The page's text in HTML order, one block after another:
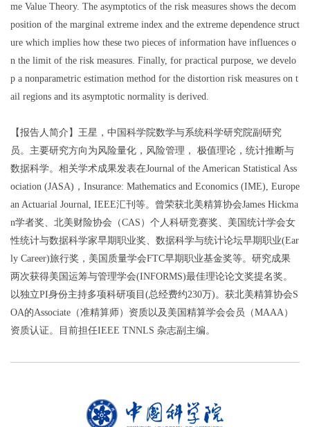
me Value Theory. The asymptotics of the risk measures shows the decom
position of the marginal extreme index and the extreme dependence struct
ure which implies how these two pieces of information have influences o
n the limit of the risk measures. Finally, for practical purpose, we develo
p a nonparametric estimation method for the distortion risk measures on t
ail regions and its asymptotic normality is derived.
【报告人简介】 王星，中国科学院数学与系统科学研究院副研究
员。主要研究方向为风险量化，风险管理， 极值理论，统计推断与
数据科学。相关学术成果发表在Journal of the American Statistical Ass
ociation (JASA) ， Insurance: Mathematics and Economics (IME), Europe
an Actuarial Journal, IEEE汇刊等。曾荣获北美精算协会James Hickma
n学者奖、北美财险协会（CAS ）个人科研竞赛奖、美国统计学会女
性统计与数据科学家早期职业奖、数据科学与统计论坛早期职业(Ear
ly Career)旅行奖，美国质量学会FTC早期职业基金奖等。研究成果
两次获得美国运筹与管理学会(INFORMS)最佳理论论文奖提名奖。
以独立PI身份主持多项科研项目 (总经费约230万)。获北美精算协会S
OA的Associate （准精算师）资质以及美国精算学会会员（MAAA）
资质认证。目前担任IEEE TNNLS 杂志副主编。